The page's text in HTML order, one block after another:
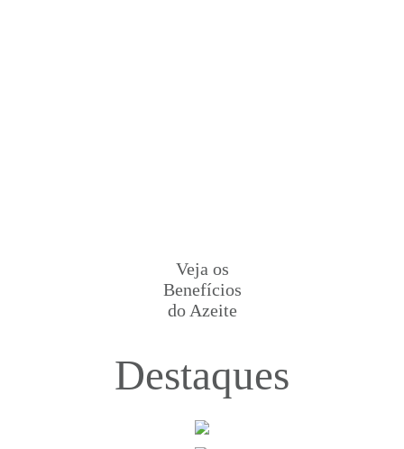
Veja os
Benefícios
do Azeite
Destaques